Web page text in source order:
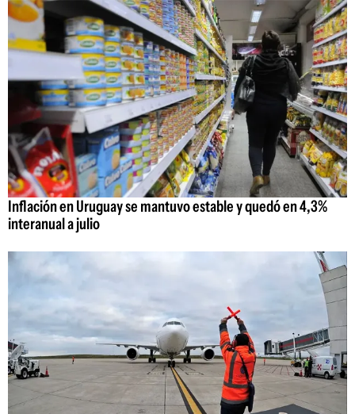
Inflación en Uruguay se mantuvo estable y quedó en 4,3%
interanual a julio